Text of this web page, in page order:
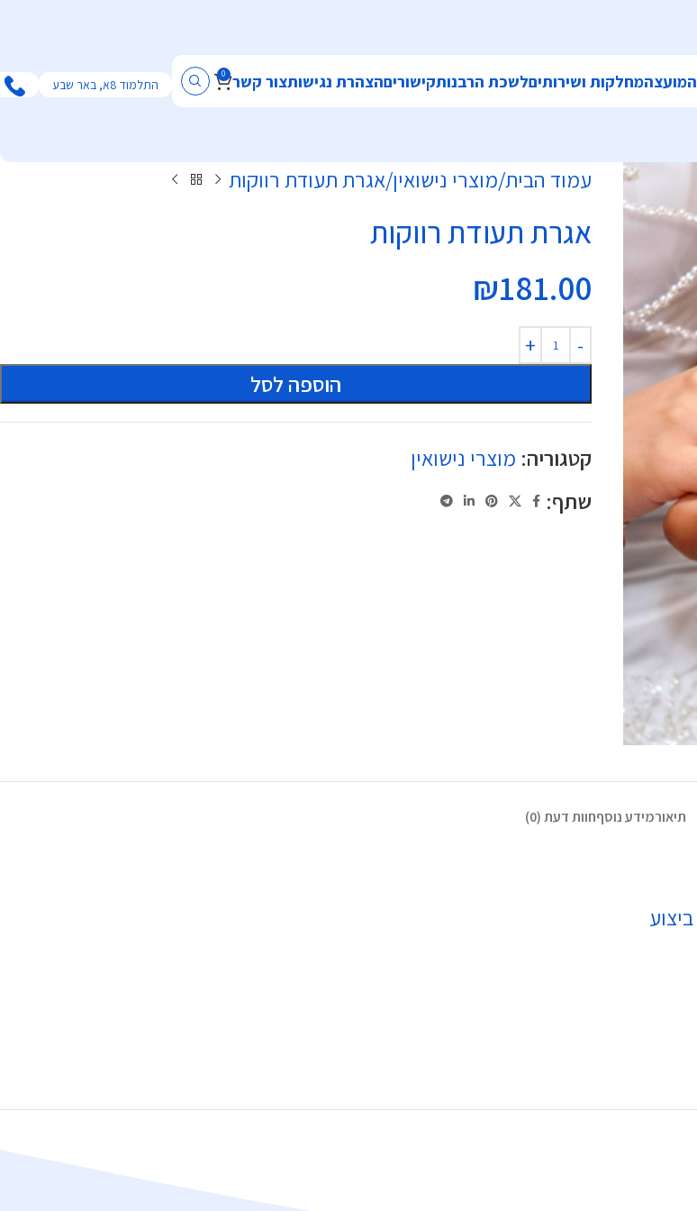
מחלקות ושירותיםלשכת הרבנותקישוריםהצהרת נגישותצור קשר 0
התלמוד 8א, באר שבע
עמוד הבית מוצרי נישואין אגרת תעודת רווקות
אגרת תעודת רווקות
₪181.00
הוספה לסל
Alternative:
קטגוריה: מוצרי נישואין
שתף:
תיאורמידע נוסףחוות דעת (0)